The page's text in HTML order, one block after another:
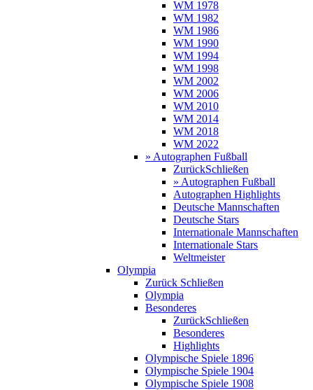
WM 1978
WM 1982
WM 1986
WM 1990
WM 1994
WM 1998
WM 2002
WM 2006
WM 2010
WM 2014
WM 2018
WM 2022
» Autographen Fußball
ZurückSchließen
» Autographen Fußball
Autographen Highlights
Deutsche Mannschaften
Deutsche Stars
Internationale Mannschaften
Internationale Stars
Weltmeister
Olympia
Zurück Schließen
Olympia
Besonderes
ZurückSchließen
Besonderes
Highlights
Olympische Spiele 1896
Olympische Spiele 1904
Olympische Spiele 1908